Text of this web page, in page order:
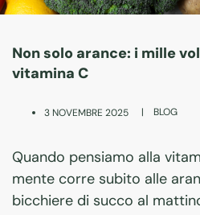
Non solo arance: i mille
vitamina C
3 NOVEMBRE 2025 | BLOG
Quando pensiamo alla
mente corre subito alle
bicchiere di succo al